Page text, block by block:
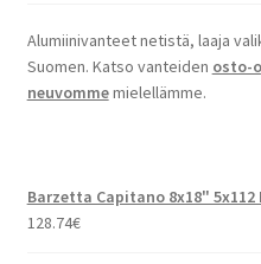
Alumiinivanteet netistä, laaja
Suomen. Katso vanteiden osto-
neuvommemielellämme.
Barzetta Capitano 8x18" 5x112
128.74€